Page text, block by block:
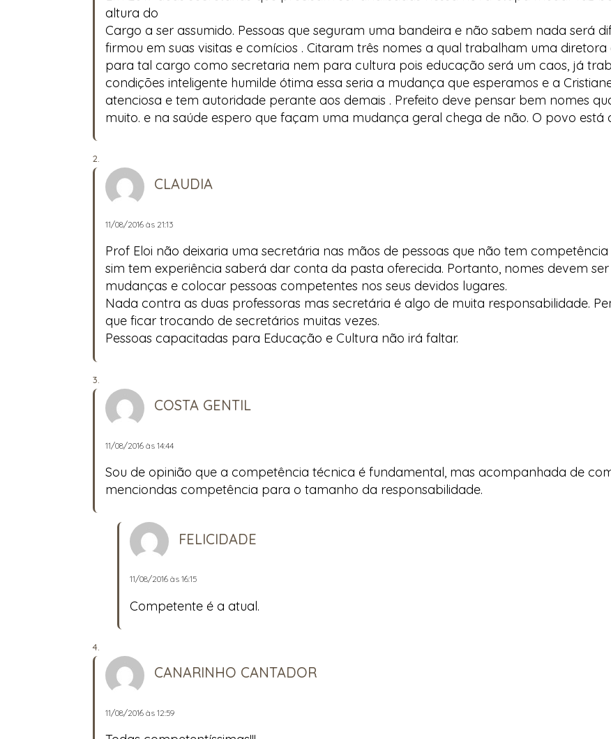
altura do
Cargo a ser assumido. Pessoas que seguram uma bandeira e não sabem nada será
firmou em suas visitas e comícios . Citaram três nomes a qual trabalham uma
para tal cargo como secretaria nem para cultura pois educação será um caos, já
condições inteligente humilde ótima essa seria a mudança que esperamos e a
atenciosa e tem autoridade perante aos demais . Prefeito deve pensar bem nomes
muito. e na saúde espero que façam uma mudança geral chega de não. O povo está
CLAUDIA
11/08/2016 às 21:13
Prof Eloi não deixaria uma secretária nas mãos de pessoas que não tem
sim tem experiência saberá dar conta da pasta oferecida. Portanto, nomes devem
mudanças e colocar pessoas competentes nos seus devidos lugares.
Nada contra as duas professoras mas secretária é algo de muita responsabilidade.
que ficar trocando de secretários muitas vezes.
Pessoas capacitadas para Educação e Cultura não irá faltar.
COSTA GENTIL
11/08/2016 às 14:44
Sou de opinião que a competência técnica é fundamental, mas acompanhada de
menciondas competência para o tamanho da responsabilidade.
FELICIDADE
11/08/2016 às 16:15
Competente é a atual.
CANARINHO CANTADOR
11/08/2016 às 12:59